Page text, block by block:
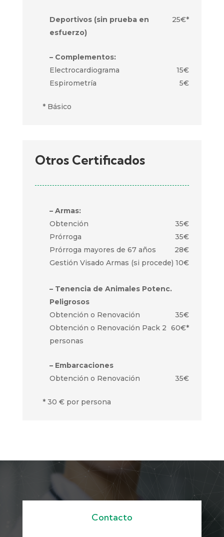
Deportivos (sin prueba en
esfuerzo)
25€*
– Complementos:
Electrocardiograma
15€
Espirometría
5€
* Básico
Otros Certificados
– Armas:
Obtención
35€
Prórroga
35€
Prórroga mayores de 67 años
28€
Gestión Visado Armas (si procede) 10€
– Tenencia de Animales Potenc.
Peligrosos
Obtención o Renovación
35€
Obtención o Renovación Pack 2
personas
60€*
– Embarcaciones
Obtención o Renovación
35€
* 30 € por persona
Contacto